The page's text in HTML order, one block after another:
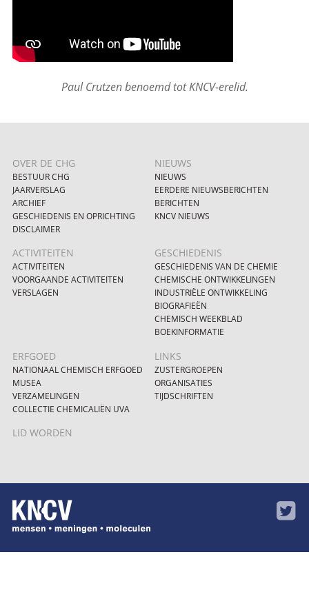
Paul Crutzen benoemd tot KNCV-erelid.
OVER DE CHG
BESTUUR CHG
JAARVERSLAG
ARCHIEF
GESCHIEDENIS EN OPRICHTING
DISCLAIMER
NIEUWS
NIEUWS
EERDERE NIEUWSBERICHTEN
BERICHTEN
KNCV NIEUWS
ACTIVITEITEN
ACTIVITEITEN
VOORGAANDE ACTIVITEITEN
VERSLAGEN
GESCHIEDENIS
GESCHIEDENIS VAN DE CHEMIE
CHEMISCHE ONTWIKKELINGEN
INDUSTRIËLE ONTWIKKELING
BIOGRAFIEËN
CHEMISCH WEEKBLAD
BOEKINFORMATIE
ERFGOED
NATIONAAL CHEMISCH ERFGOED
MUSEA
VERZAMELINGEN
COLLECTIE CHEMICALIËN UVA
LINKS
ZUSTERGROEPEN
ORGANISATIES
TIJDSCHRIFTEN
LID WORDEN